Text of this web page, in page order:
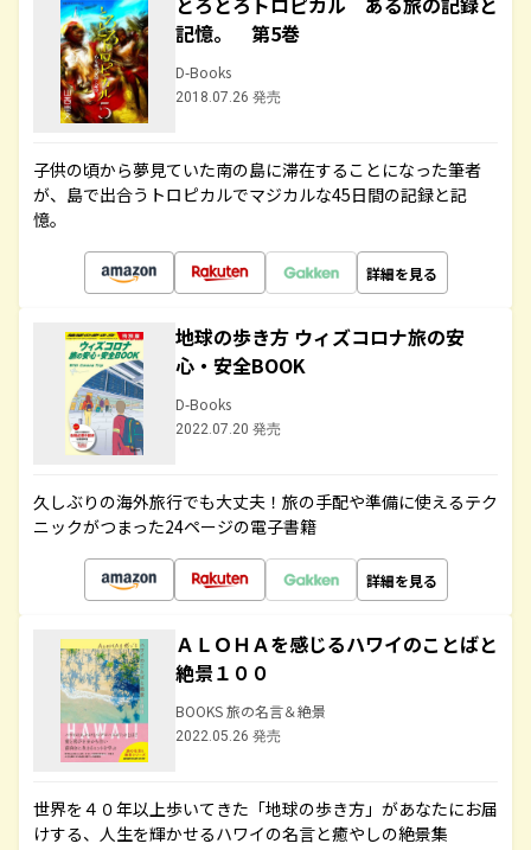
記憶。 第5巻
D-Books
2018.07.26 発売
子供の頃から夢見ていた南の島に滞在することになった筆者
が、島で出合うトロピカルでマジカルな45日間の記録と記
憶。
詳細を見る
地球の歩き方 ウィズコロナ旅の安
心・安全BOOK
D-Books
2022.07.20 発売
久しぶりの海外旅行でも大丈夫！旅の手配や準備に使えるテク
ニックがつまった24ページの電子書籍
詳細を見る
ＡＬＯＨＡを感じるハワイのことばと
絶景１００
BOOKS 旅の名言＆絶景
2022.05.26 発売
世界を４０年以上歩いてきた「地球の歩き方」があなたにお届
けする、人生を輝かせるハワイの名言と癒やしの絶景集